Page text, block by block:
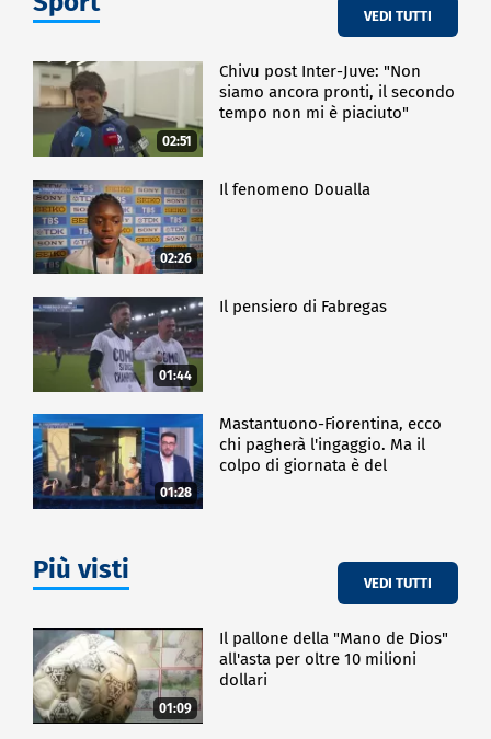
VEDI TUTTI
02:51
Chivu post Inter-Juve: "Non
siamo ancora pronti, il secondo
tempo non mi è piaciuto"
02:26
Il fenomeno Doualla
01:44
Il pensiero di Fabregas
01:28
Mastantuono-Fiorentina, ecco
chi pagherà l'ingaggio. Ma il
colpo di giornata è del
Più visti VEDI TUTTI
01:09
Il pallone della "Mano de Dios"
all'asta per oltre 10 milioni
dollari